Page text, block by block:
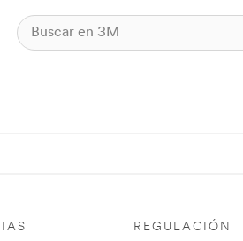
REGULACIÓN